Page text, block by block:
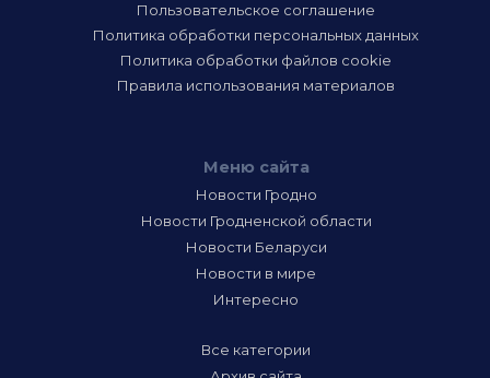
Пользовательское соглашение
Политика обработки персональных данных
Политика обработки файлов cookie
Правила использования материалов
Меню сайта
Новости Гродно
Новости Гродненской области
Новости Беларуси
Новости в мире
Интересно
Все категории